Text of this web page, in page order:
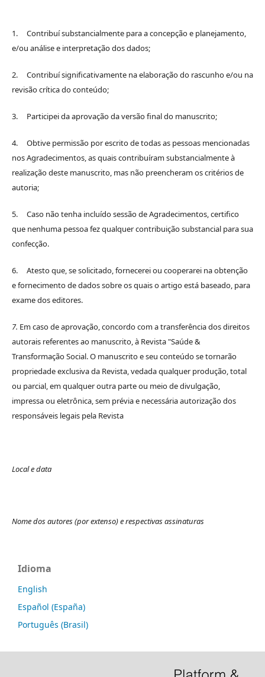
1. Contribuí substancialmente para a concepção e planejamento,
e/ou análise e interpretação dos dados;
2. Contribuí significativamente na elaboração do rascunho e/ou na
revisão crítica do conteúdo;
3. Participei da aprovação da versão final do manuscrito;
4. Obtive permissão por escrito de todas as pessoas mencionadas
nos Agradecimentos, as quais contribuíram substancialmente à
realização deste manuscrito, mas não preencheram os critérios de
autoria;
5. Caso não tenha incluído sessão de Agradecimentos, certifico
que nenhuma pessoa fez qualquer contribuição substancial para sua
confecção.
6. Atesto que, se solicitado, fornecerei ou cooperarei na obtenção
e fornecimento de dados sobre os quais o artigo está baseado, para
exame dos editores.
7. Em caso de aprovação, concordo com a transferência dos direitos
autorais referentes ao manuscrito, à Revista "Saúde &
Transformação Social. O manuscrito e seu conteúdo se tornarão
propriedade exclusiva da Revista, vedada qualquer produção, total
ou parcial, em qualquer outra parte ou meio de divulgação,
impressa ou eletrônica, sem prévia e necessária autorização dos
responsáveis legais pela Revista
Local e data
Nome dos autores (por extenso) e respectivas assinaturas
Idioma
English
Español (España)
Português (Brasil)